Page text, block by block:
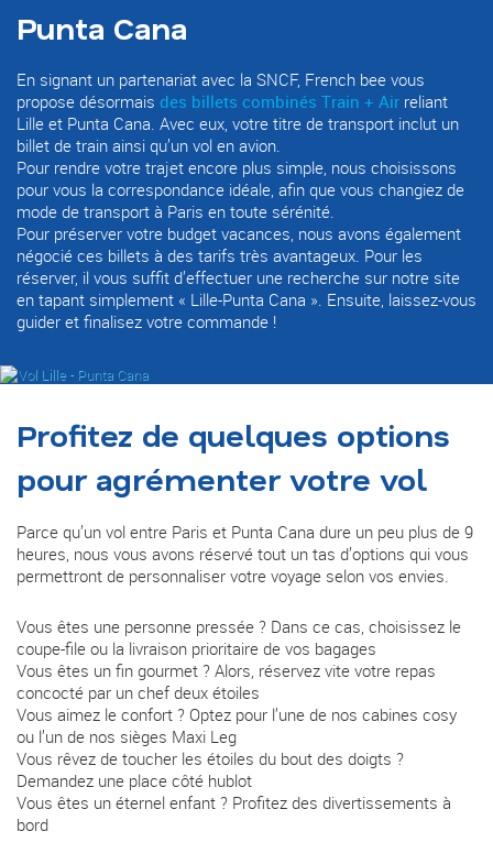
Punta Cana
En signant un partenariat avec la SNCF, French bee vous
propose désormais des billets combinés Train + Air reliant
Lille et Punta Cana. Avec eux, votre titre de transport inclut un
billet de train ainsi qu’un vol en avion.
Pour rendre votre trajet encore plus simple, nous choisissons
pour vous la correspondance idéale, afin que vous changiez de
mode de transport à Paris en toute sérénité.
Pour préserver votre budget vacances, nous avons également
négocié ces billets à des tarifs très avantageux. Pour les
réserver, il vous suffit d’effectuer une recherche sur notre site
en tapant simplement « Lille-Punta Cana ». Ensuite, laissez-vous
guider et finalisez votre commande !
Profitez de quelques options
pour agrémenter votre vol
Parce qu’un vol entre Paris et Punta Cana dure un peu plus de 9
heures, nous vous avons réservé tout un tas d’options qui vous
permettront de personnaliser votre voyage selon vos envies.
Vous êtes une personne pressée ? Dans ce cas, choisissez le
coupe-file ou la livraison prioritaire de vos bagages
Vous êtes un fin gourmet ? Alors, réservez vite votre repas
concocté par un chef deux étoiles
Vous aimez le confort ? Optez pour l’une de nos cabines cosy
ou l’un de nos sièges Maxi Leg
Vous rêvez de toucher les étoiles du bout des doigts ?
Demandez une place côté hublot
Vous êtes un éternel enfant ? Profitez des divertissements à
bord